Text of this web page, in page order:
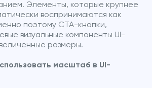
Элементы, которые крупнее
воспринимаются как
поэтому CTA-кнопки,
визуальные компоненты UI-
размеры.
масштаб в UI-